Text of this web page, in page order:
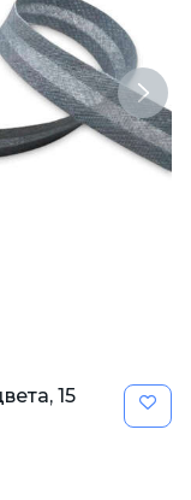
Next
15